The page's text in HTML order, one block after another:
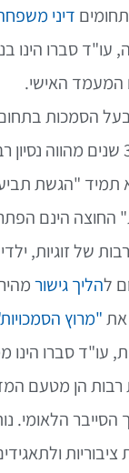
דיני
סברו הינו
המעמד האישי.
הסמכות
תמיד "הגשת
הינם
של זוגיות,
להליך גישור
את"מרוץ
עו"ד סברו הינו
רבות הן מטעם
הסייבר הלאומי.
ציבוריות